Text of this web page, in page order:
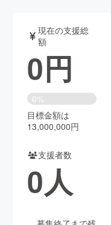
音楽
ゲーム・サ
書籍・雑誌
チャレンジ
Creation
現在の支援総
額
0円
0%
目標金額は
13,000,000円
支援者数
0人